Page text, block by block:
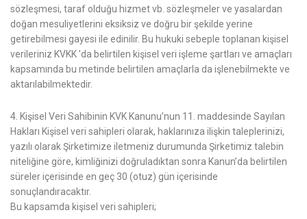
sözleşmesi, taraf olduğu hizmet vb. sözleşmeler ve yasalardan
doğan mesuliyetlerini eksiksiz ve doğru bir şekilde yerine
getirebilmesi gayesi ile edinilir. Bu hukuki sebeple toplanan kişisel
verileriniz KVKK ’da belirtilen kişisel veri işleme şartları ve amaçları
kapsamında bu metinde belirtilen amaçlarla da işlenebilmekte ve
aktarılabilmektedir.
4. Kişisel Veri Sahibinin KVK Kanunu’nun 11. maddesinde Sayılan
Hakları Kişisel veri sahipleri olarak, haklarınıza ilişkin taleplerinizi,
yazılı olarak Şirketimize iletmeniz durumunda Şirketimiz talebin
niteliğine göre, kimliğinizi doğruladıktan sonra Kanun’da belirtilen
süreler içerisinde en geç 30 (otuz) gün içerisinde
sonuçlandıracaktır.
Bu kapsamda kişisel veri sahipleri;